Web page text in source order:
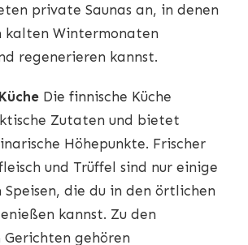
private Saunas an, in denen
kalten Wintermonaten
regenerieren kannst.
Die finnische Küche
Zutaten und bietet
Höhepunkte. Frischer
und Trüffel sind nur einige
die du in den örtlichen
kannst. Zu den
gehören